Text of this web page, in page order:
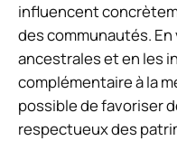
influencent
des communautés.
ancestrales et en les
complémentaire à la
possible de favoriser
respectueux des